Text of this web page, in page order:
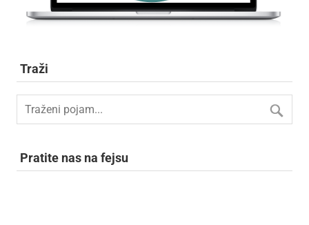
Traži
Pratite nas na fejsu